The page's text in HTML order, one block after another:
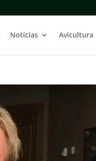
Noticias Avicultura